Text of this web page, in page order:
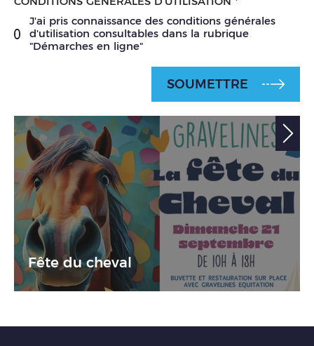
J'ai pris connaissance des conditions générales
d'utilisation consultables dans la rubrique
"Démarches en ligne"
SOUMETTRE
Fête du cheval